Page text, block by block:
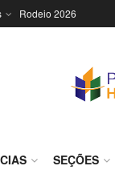
Rodeio 2026
SEÇÕES